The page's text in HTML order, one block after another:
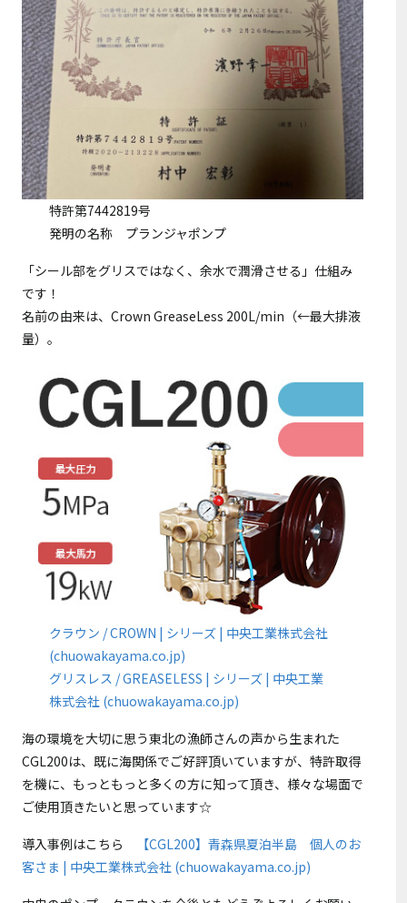
特許第7442819号
発明の名称 プランジャポンプ
「シール部をグリスではなく、余水で潤滑させる」仕組み
です！
名前の由来は、Crown GreaseLess 200L/min（←最大排液
量）。
クラウン / CROWN | シリーズ | 中央工業株式会社
(chuowakayama.co.jp)
グリスレス / GREASELESS | シリーズ | 中央工業
株式会社 (chuowakayama.co.jp)
海の環境を大切に思う東北の漁師さんの声から生まれた
CGL200は、既に海関係でご好評頂いていますが、特許取得
を機に、もっともっと多くの方に知って頂き、様々な場面で
ご使用頂きたいと思っています☆
導入事例はこちら
【CGL200】青森県夏泊半島 個人のお
客さま | 中央工業株式会社 (chuowakayama.co.jp)